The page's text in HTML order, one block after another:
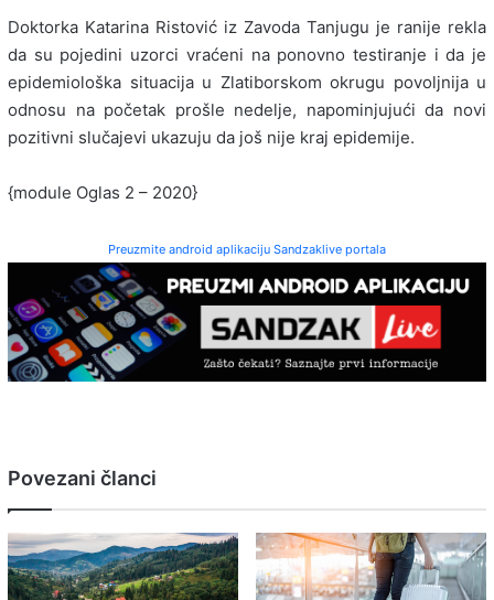
Doktorka Katarina Ristović iz Zavoda Tanjugu je ranije rekla
da su pojedini uzorci vraćeni na ponovno testiranje i da je
epidemiološka situacija u Zlatiborskom okrugu povoljnija u
odnosu na početak prošle nedelje, napominjujući da novi
pozitivni slučajevi ukazuju da još nije kraj epidemije.
{module Oglas 2 – 2020}
Preuzmite android aplikaciju Sandzaklive portala
Povezani članci